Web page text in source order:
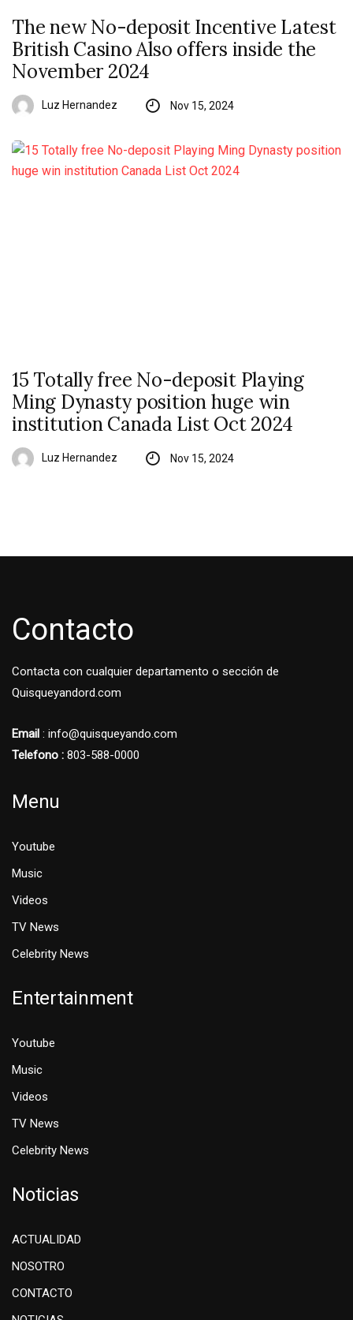
The new No-deposit Incentive Latest
British Casino Also offers inside the
November 2024
Luz Hernandez Nov 15, 2024
15 Totally free No-deposit Playing
Ming Dynasty position huge win
institution Canada List Oct 2024
Luz Hernandez Nov 15, 2024
Contacto
Contacta con cualquier departamento o sección de
Quisqueyandord.com
Email : info@quisqueyando.com
Telefono : 803-588-0000
Menu
Youtube
Music
Videos
TV News
Celebrity News
Entertainment
Youtube
Music
Videos
TV News
Celebrity News
Noticias
ACTUALIDAD
NOSOTRO
CONTACTO